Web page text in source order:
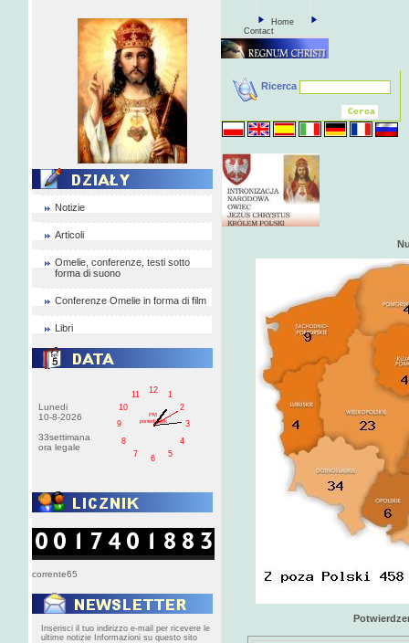
Notizie
Articoli
Omelie, conferenze, testi sotto
forma di suono
Conferenze Omelie in forma di film
Libri
Lunedi
10-8-2026
33settimana
ora legale
1
2
3
4
5
6
7
8
9
10
11
12
PM
poniedziałek
corrente65
Inserisci il tuo indirizzo e-mail per ricevere le
ultime notizie Informazioni su questo sito
Home
Contact
Ricerca